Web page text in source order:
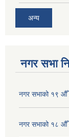
अन्य
नगर सभा
नगर सभाको १९ औँ
नगर सभाको १८ औँ